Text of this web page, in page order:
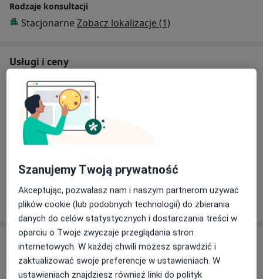
ogólnej uzyskałem w 2020 roku. Od roku 2020 pracuję
jako członek zespołu lekarskiego na Oddziale
Środzie Wielkopolskiej. Od 2022 pełnię dodatkowo
funkcję koordynatora Oddziału Chirurgicznego II z
pododdziałem Onkologicznym.
Od 2016r. jestem członkiem Polskiego Towarzystwa
Chirurgicznego, regularnie uczestniczę w spotkaniach
oraz zjazdach naukowych celem poszerzenia aktualnej
podchodzę indywidulanie, starając się dogłębnie
zastosować odpowiednie leczenie zgodnie z
najnowszymi wytycznymi naukowymi.
Zainteresowania: Choroby pęcherzyka żółciowego,
dróg żółciowych, przepukliny brzuszne, diagnostyka
oraz leczenie nowotworów jelita grubego.
Rodzaje konsultacji
Stacjonarne Zobacz lokalizacje (1)
Usługi i ceny
Konsultacja chirurgiczna
Od 200 zł Szczegóły
Konsultacja chirurgiczna + USG
W jaki sposób ustalane są ceny?
Adres
Centrum Medyczne Kamionki
Szanujemy Twoją prywatność
Akceptując, pozwalasz nam i naszym partnerom używać
plików cookie (lub podobnych technologii) do zbierania
danych do celów statystycznych i dostarczania treści w
oparciu o Twoje zwyczaje przeglądania stron
internetowych. W każdej chwili możesz sprawdzić i
zaktualizować swoje preferencje w ustawieniach. W
ustawieniach znajdziesz również linki do polityk